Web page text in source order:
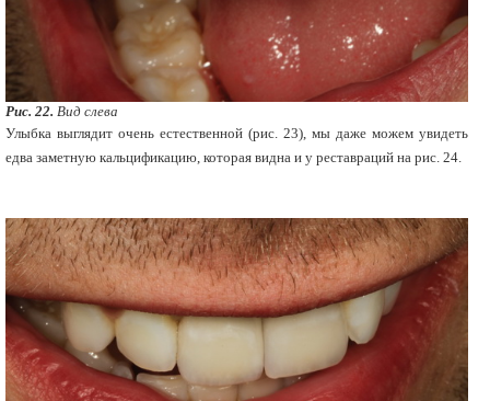
Рис. 22. Вид слева
Улыбка выглядит очень естественной (рис. 23), мы даже можем увидеть
едва заметную кальцификацию, которая видна и у реставраций на рис. 24.